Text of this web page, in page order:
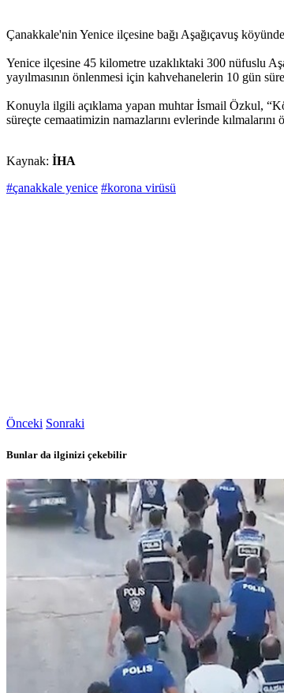
Çanakkale'nin Yenice ilçesine bağı Aşağıçavuş
Yenice ilçesine 45 kilometre uzaklıktaki 300 nüfuslu
yayılmasının önlenmesi için kahvehanelerin 10 gün süre
Konuyla ilgili açıklama yapan muhtar İsmail Özkul,
süreçte cemaatimizin namazlarını evlerinde
Kaynak: İHA
#çanakkale yenice #korona virüsü
Önceki Sonraki
Bunlar da ilginizi çekebilir